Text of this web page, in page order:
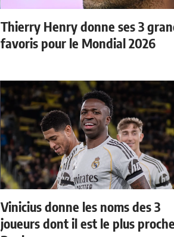
Thierry Henry donne ses 3
favoris pour le Mondial 2026
Vinicius donne les noms des 3
joueurs dont il est le plus